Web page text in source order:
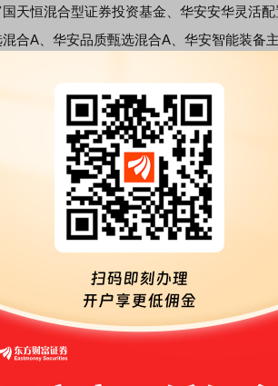
天恒混合型证券投资基金、华安安华灵活配
合A、华安品质甄选混合A、华安智能装备
比例达4.34%。相较于上一季度，前十大机构
计3个，包括富国兴远优选12个月持有期混
股增加占比达0.21%。本期较上一季度新披
华灵活配置混合A、华安文体健康灵活配置
较上一季未再披露的公募基金共计1个，即
责任编辑
构累计持仓占比4.34%